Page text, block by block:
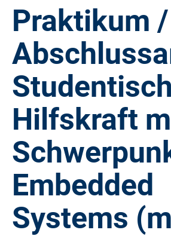
Praktikum /
Hilfskraft
Embedded
Systems